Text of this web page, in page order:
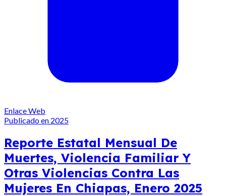
Enlace Web
Publicado en 2025
Reporte Estatal Mensual De
Muertes, Violencia Familiar Y
Otras Violencias Contra Las
Mujeres En Chiapas, Enero 2025